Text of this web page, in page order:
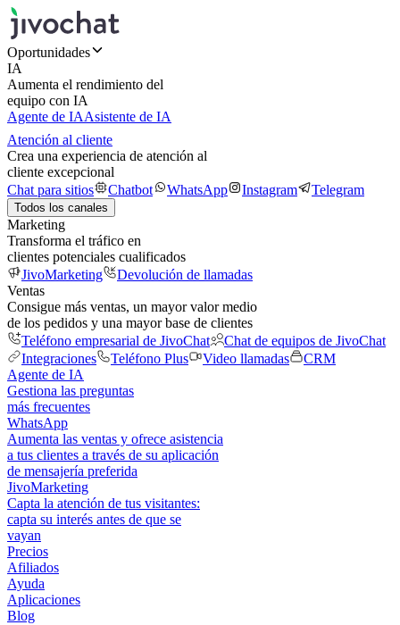
Oportunidades
IA
Aumenta el rendimiento del
equipo con IA
Agente de IAAsistente de IA
Atención al cliente
Crea una experiencia de atención al
cliente excepcional
Chat para sitios
Chatbot WhatsApp Instagram Telegram
Todos los canales
Marketing
Transforma el tráfico en
clientes potenciales cualificados
JivoMarketing
Devolución de llamadas
Ventas
Consigue más ventas, un mayor valor medio
de los pedidos y una mayor base de clientes
Teléfono empresarial de JivoChat
Chat de equipos de JivoChat
Integraciones
Teléfono Plus Video llamadas
CRM
Agente de IA
Gestiona las preguntas
más frecuentes
WhatsApp
Aumenta las ventas y ofrece asistencia
a tus clientes a través de su aplicación
de mensajería preferida
JivoMarketing
Capta la atención de tus visitantes:
capta su interés antes de que se
vayan
Precios
Afiliados
Ayuda
Aplicaciones
Blog